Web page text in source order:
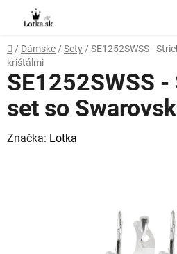
obsah
Domov
/ Dámske / Sety / SE1252SWSS -
krištálmi
SE1252SWSS
set so
Značka: Lotka